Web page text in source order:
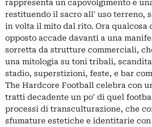
rappresenta un capovolgimento e
restituendo il sacro all' uso terreno,
in volta il mito dal rito. Ora qualcosa
opposto accade davanti a una
sorretta da strutture commerciali,
una mitologia su toni tribali,
stadio, superstizioni, feste, e bar
The Hardcore Football celebra con
tratti decadente un po' di quel
processi di transculturazione, che
sfumature estetiche e identitarie